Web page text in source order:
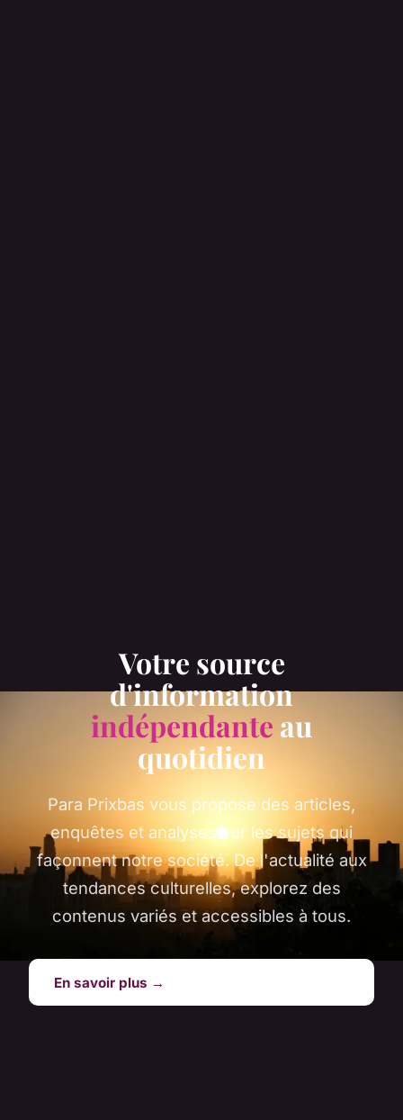
Votre source
d'information
indépendante au
quotidien
Para Prixbas vous propose des articles,
enquêtes et analyses sur les sujets qui
façonnent notre société. De l'actualité aux
tendances culturelles, explorez des
contenus variés et accessibles à tous.
En savoir plus →